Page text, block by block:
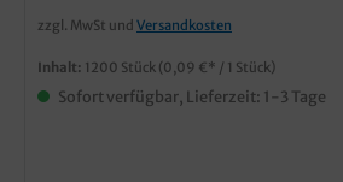
zzgl. MwSt und Versandkosten
Inhalt: 1200 Stück (0,09 €* / 1 Stück)
Sofort verfügbar, Lieferzeit: 1-3 Tage